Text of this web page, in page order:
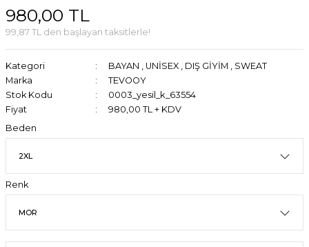
980,00 TL
99,87 TL den başlayan taksitlerle!
Kategori BAYAN , UNİSEX , DIŞ GİYİM , SWEAT
Marka
TEVOOY
Stok Kodu
0003_yesil_k_63554
Fiyat
980,00 TL + KDV
Beden
Renk